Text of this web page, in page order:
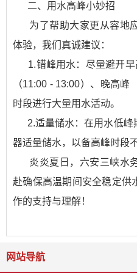
二、用水高峰小妙招
为了帮助大家更从容地
体验，我们真诚建议：
1.错峰用水：尽量避开早
（11:00 - 13:00）、晚高峰
时段进行大量用水活动。
2.适量储水：在用水低峰
器适量储水，以备高峰时段
炎炎夏日，六安三峡水
赴确保高温期间安全稳定供
作的支持与理解！
网站导航